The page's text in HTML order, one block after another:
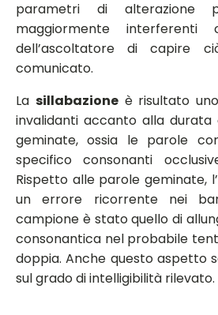
parametri di alterazione
maggiormente
dell’ascoltatore di capire
comunicato.
La sillabazioneè risultato
invalidanti accanto alla durata
geminate, ossia le parole
specifico consonanti
Rispetto alle parole geminate,
un errore ricorrente nei
campione è stato quello di
consonantica nel probabile
doppia. Anche questo aspetto
sul grado di intelligibilità rilevato.